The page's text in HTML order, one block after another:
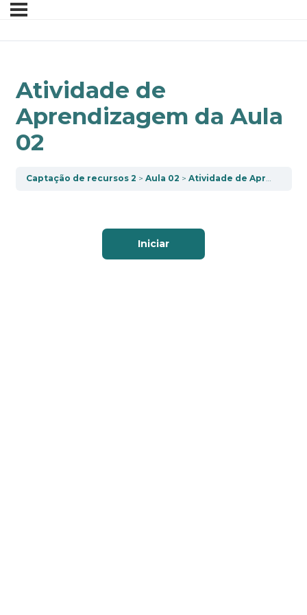
Atividade de
Aprendizagem da Aula
02
Captação de recursos 2 Aula 02 Atividade de Aprendizagem da Aula 02